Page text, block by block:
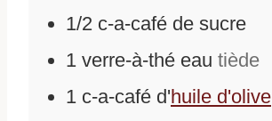
1/2 c-a-café de sucre
1 verre-à-thé eau tiède
1 c-a-café d'huile d'olive